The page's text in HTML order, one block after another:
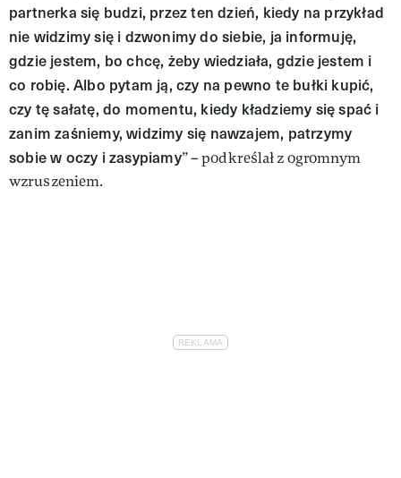
partnerka się budzi, przez ten dzień, kiedy na przykład
nie widzimy się i dzwonimy do siebie, ja informuję,
gdzie jestem, bo chcę, żeby wiedziała, gdzie jestem i
co robię. Albo pytam ją, czy na pewno te bułki kupić,
czy tę sałatę, do momentu, kiedy kładziemy się spać i
zanim zaśniemy, widzimy się nawzajem, patrzymy
sobie w oczy i zasypiamy” – podkreślał z ogromnym
wzruszeniem.